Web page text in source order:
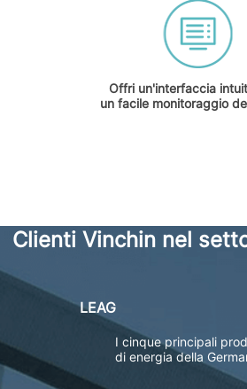
Offri un'interfaccia
un facile monitoraggio
Clienti Vinchin nel
LEAG
I cinque principali
di energia della